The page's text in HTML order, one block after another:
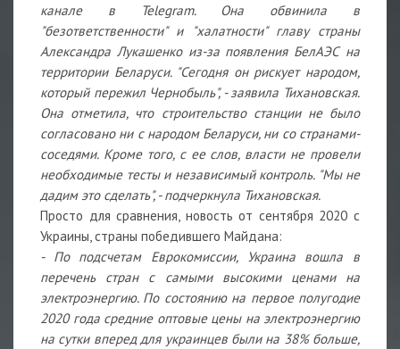
канале в Telegram. Она обвинила в
"безответственности" и "халатности" главу страны
Александра Лукашенко из-за появления БелАЭС на
территории Беларуси. "Сегодня он рискует народом,
который пережил Чернобыль", - заявила Тихановская.
Она отметила, что строительство станции не было
согласовано ни с народом Беларуси, ни со странами-
соседями. Кроме того, с ее слов, власти не провели
необходимые тесты и независимый контроль. "Мы не
дадим это сделать", - подчеркнула Тихановская.
Просто для сравнения, новость от сентября 2020 с
Украины, страны победившего Майдана:
- По подсчетам Еврокомиссии, Украина вошла в
перечень стран с самыми высокими ценами на
электроэнергию. По состоянию на первое полугодие
2020 года средние оптовые цены на электроэнергию
на сутки вперед для украинцев были на 38% больше,